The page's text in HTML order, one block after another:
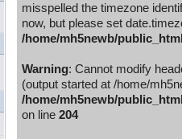
misspelled the timezone
now, but please set
/home/mh5newb/
Warning: Cannot modify
(output started at /home/
/home/mh5newb/
on line 204